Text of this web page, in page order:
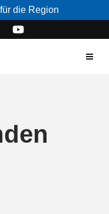
die Region